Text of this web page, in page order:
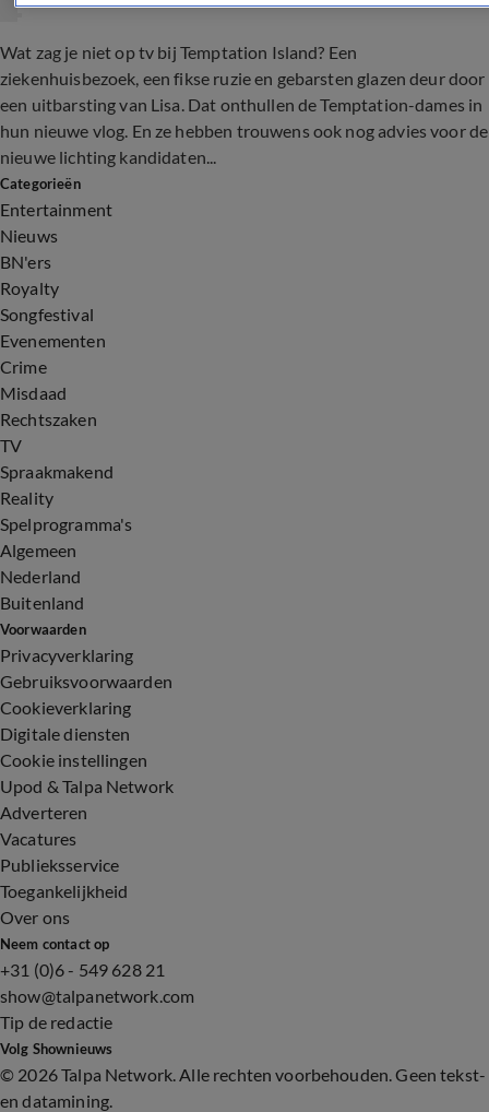
Wat zag je niet op tv bij Temptation Island? Een
ziekenhuisbezoek, een fikse ruzie en gebarsten glazen deur door
een uitbarsting van Lisa. Dat onthullen de Temptation-dames in
hun nieuwe vlog. En ze hebben trouwens ook nog advies voor de
nieuwe lichting kandidaten...
Categorieën
Entertainment
Nieuws
BN'ers
Royalty
Songfestival
Evenementen
Crime
Misdaad
Rechtszaken
TV
Spraakmakend
Reality
Spelprogramma's
Algemeen
Nederland
Buitenland
Voorwaarden
Privacyverklaring
Gebruiksvoorwaarden
Cookieverklaring
Digitale diensten
Cookie instellingen
Upod & Talpa Network
Adverteren
Vacatures
Publieksservice
Toegankelijkheid
Over ons
Neem contact op
+31 (0)6 - 549 628 21
show@talpanetwork.com
Tip de redactie
Volg Shownieuws
© 2026 Talpa Network. Alle rechten voorbehouden. Geen tekst-
en datamining.